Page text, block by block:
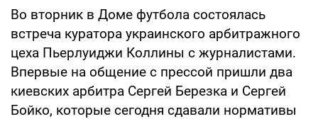
Во вторник в Доме футбола состоялась
встреча куратора украинского арбитражного
цеха Пьерлуиджи Коллины с журналистами.
Впервые на общение с прессой пришли два
киевских арбитра Сергей Березка и Сергей
Бойко, которые сегодня сдавали нормативы